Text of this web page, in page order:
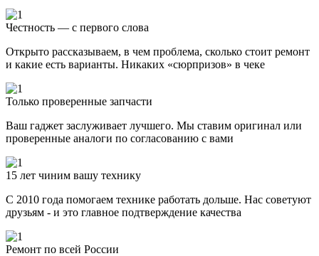
Честность — с первого слова
Открыто рассказываем, в чем проблема, сколько стоит ремонт
и какие есть варианты. Никаких «сюрпризов» в чеке
Только проверенные запчасти
Ваш гаджет заслуживает лучшего. Мы ставим оригинал или
проверенные аналоги по согласованию с вами
15 лет чиним вашу технику
С 2010 года помогаем технике работать дольше. Нас советуют
друзьям - и это главное подтверждение качества
Ремонт по всей России